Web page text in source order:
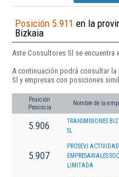
Posición 5.911 en la
Bizkaia
Aste Consultores Sl se encuentra
A continuación podrá consultar
Sl y empresas con posiciones
Posición
Provincia
Nombre de la
5.906
TRANSMISIONES
SL
5.907
PROSEVI
EMPRESARIALES
LIMITADA